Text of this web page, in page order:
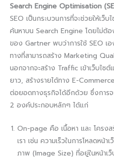
Search Engine Optimisation
SEO เป็นกระบวนการที่จะช่วยให้เว็
ค้นหาบน Search Engine โดยไม่ต้
ของ Gartner พบว่าการใช้ SEO
ทางที่สามารถสร้าง Marketing
นอกจากจะสร้าง Traffic เข้าเว็บไซ
ยาว, สร้างรายได้ทาง E-
ต่อยอดทางธุรกิจได้อีกด้วย ซึ่งการจ
2 องค์ประกอบหลักๆ ได้แก่
On-page คือ เนื้อหา และ โครง
เรา เช่น ความเร็วในการโหลดห
ภาพ (Image Size) ที่อยู่ในหน้าเ